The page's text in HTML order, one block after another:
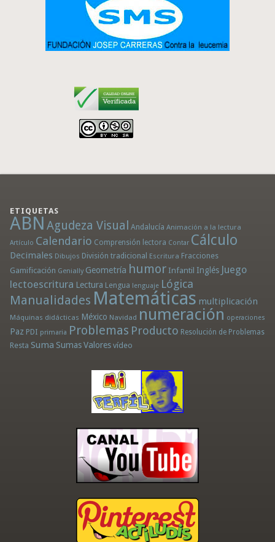
ETIQUETAS
ABN Agudeza Visual Andalucía Animación a la lectura
Artículo Calendario Comprensión lectora Contar Cálculo
Decimales Dibujos División tradicional Escritura Fracciones
Gamificación Genially Geometría humor Infantil Inglés Juego
lectoescritura Lectura Lengua lenguaje Lógica
Manualidades Matemáticas multiplicación
Máquinas didácticas México Navidad numeración operaciones
Paz PDI primaria Problemas Producto Resolución de Problemas
Resta Suma Sumas Valores vídeo